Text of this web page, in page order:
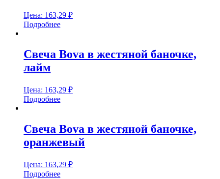
Цена: 163,29 ₽
Подробнее
Свеча Bova в жестяной баночке,
лайм
Цена: 163,29 ₽
Подробнее
Свеча Bova в жестяной баночке,
оранжевый
Цена: 163,29 ₽
Подробнее